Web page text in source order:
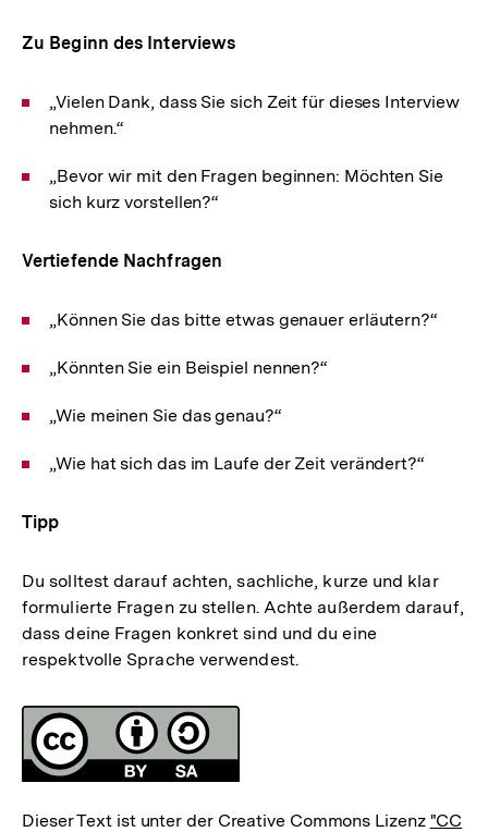
Zu Beginn des Interviews
„Vielen Dank, dass Sie sich Zeit für dieses Interview
nehmen.“
„Bevor wir mit den Fragen beginnen: Möchten Sie
sich kurz vorstellen?“
Vertiefende Nachfragen
„Können Sie das bitte etwas genauer erläutern?“
„Könnten Sie ein Beispiel nennen?“
„Wie meinen Sie das genau?“
„Wie hat sich das im Laufe der Zeit verändert?“
Tipp
Du solltest darauf achten, sachliche, kurze und klar
formulierte Fragen zu stellen. Achte außerdem darauf,
dass deine Fragen konkret sind und du eine
respektvolle Sprache verwendest.
Fussnoten
Lizenz
Dieser Text ist unter der Creative Commons Lizenz "CC